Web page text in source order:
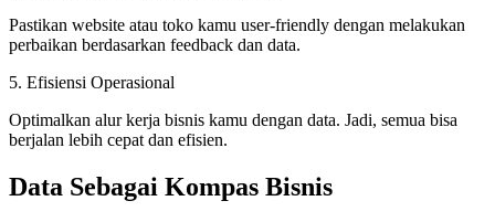
Pastikan website atau toko kamu user-friendly dengan melakukan
perbaikan berdasarkan feedback dan data.
5. Efisiensi Operasional
Optimalkan alur kerja bisnis kamu dengan data. Jadi, semua bisa
berjalan lebih cepat dan efisien.
Data Sebagai Kompas Bisnis